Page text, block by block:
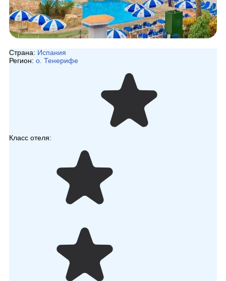
Страна: Испания
Регион: о. Тенерифе
Класс отеля: